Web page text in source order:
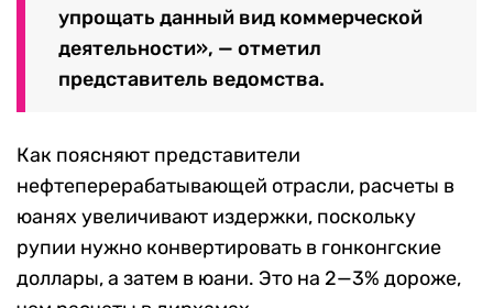
упрощать данный вид коммерческой
деятельности», — отметил
представитель ведомства.
Как поясняют представители
нефтеперерабатывающей отрасли, расчеты в
юанях увеличивают издержки, поскольку
рупии нужно конвертировать в гонконгские
доллары, а затем в юани. Это на 2—3% дороже,